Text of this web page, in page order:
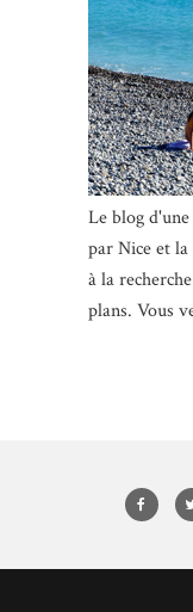
Le blog
par Nice et
à la
plans. Vous